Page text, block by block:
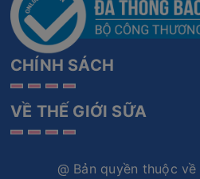
CHÍNH SÁCH
VỀ THẾ GIỚI SỮA
@ Bản quyền thuộc về